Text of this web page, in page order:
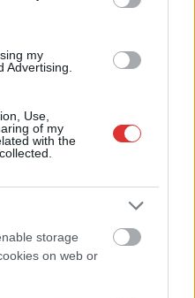
my
Advertising.
Use,
of my
with the
storage
on web or